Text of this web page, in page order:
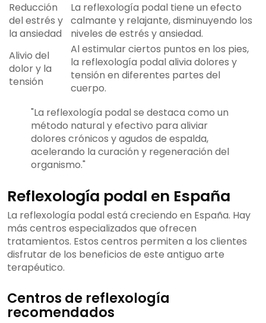
Reducción
del estrés y
la ansiedad
La reflexología podal tiene un efecto
calmante y relajante, disminuyendo los
niveles de estrés y ansiedad.
Alivio del
dolor y la
tensión
Al estimular ciertos puntos en los pies,
la reflexología podal alivia dolores y
tensión en diferentes partes del
cuerpo.
"La reflexología podal se destaca como un
método natural y efectivo para aliviar
dolores crónicos y agudos de espalda,
acelerando la curación y regeneración del
organismo."
Reflexología podal en España
La reflexología podal está creciendo en España. Hay
más centros especializados que ofrecen
tratamientos. Estos centros permiten a los clientes
disfrutar de los beneficios de este antiguo arte
terapéutico.
Centros de reflexología
recomendados